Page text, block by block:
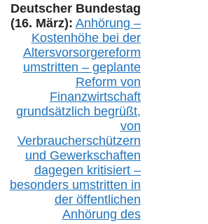
Deutscher Bundestag
(16. März): Anhörung –
Kostenhöhe bei der
Altersvorsorgereform
umstritten – geplante
Reform von
Finanzwirtschaft
grundsätzlich begrüßt,
von
Verbraucherschützern
und Gewerkschaften
dagegen kritisiert –
besonders umstritten in
der öffentlichen
Anhörung des